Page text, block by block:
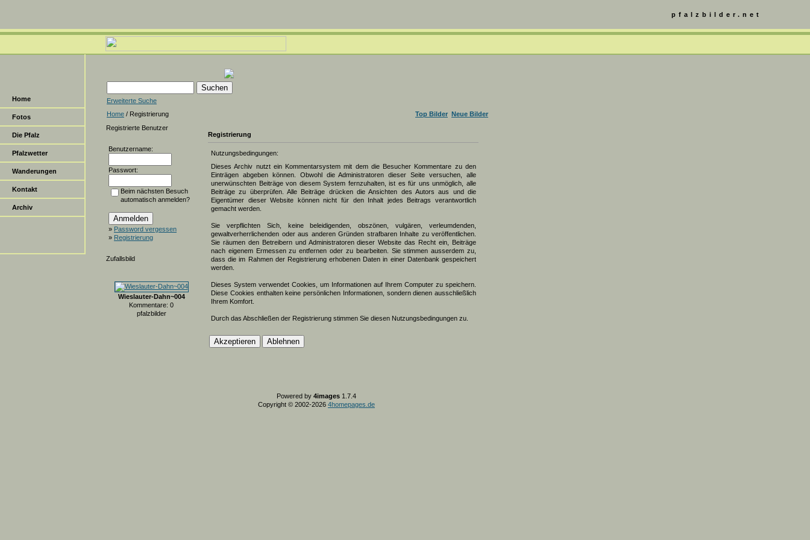
Home
Fotos
Die Pfalz
Pfalzwetter
Wanderungen
Kontakt
Archiv
pfalzbilder.net
Erweiterte Suche
Home / Registrierung Top Bilder Neue Bilder
Registrierte Benutzer
Benutzername:
Passwort:
Beim nächsten Besuch
automatisch anmelden?
» Password vergessen
» Registrierung
Zufallsbild
Wieslauter-Dahn~004
Kommentare: 0
pfalzbilder
Registrierung
Nutzungsbedingungen:
Dieses Archiv nutzt ein Kommentarsystem mit dem die Besucher Kommentare zu den
Einträgen abgeben können. Obwohl die Administratoren dieser Seite versuchen, alle
unerwünschten Beiträge von diesem System fernzuhalten, ist es für uns unmöglich, alle
Beiträge zu überprüfen. Alle Beiträge drücken die Ansichten des Autors aus und die
Eigentümer dieser Website können nicht für den Inhalt jedes Beitrags verantwortlich
gemacht werden.
Sie verpflichten Sich, keine beleidigenden, obszönen, vulgären, verleumdenden,
gewaltverherrlichenden oder aus anderen Gründen strafbaren Inhalte zu veröffentlichen.
Sie räumen den Betreibern und Administratoren dieser Website das Recht ein, Beiträge
nach eigenem Ermessen zu entfernen oder zu bearbeiten. Sie stimmen ausserdem zu,
dass die im Rahmen der Registrierung erhobenen Daten in einer Datenbank gespeichert
werden.
Dieses System verwendet Cookies, um Informationen auf Ihrem Computer zu speichern.
Diese Cookies enthalten keine persönlichen Informationen, sondern dienen ausschließlich
Ihrem Komfort.
Durch das Abschließen der Registrierung stimmen Sie diesen Nutzungsbedingungen zu.
Powered by 4images 1.7.4
Copyright © 2002-2026 4homepages.de